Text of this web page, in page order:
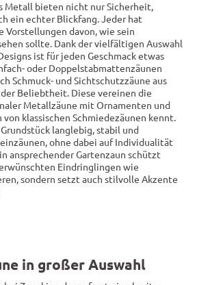
Metall bieten nicht nur Sicherheit,
ein echter Blickfang. Jeder hat
Vorstellungen davon, wie sein
sollte. Dank der vielfältigen Auswahl
ist für jeden Geschmack etwas
oder Doppelstabmattenzäunen
Schmuck- und Sichtschutzzäune aus
Beliebtheit. Diese vereinen die
Metallzäune mit Ornamenten und
von klassischen Schmiedezäunen kennt.
Grundstück langlebig, stabil und
ohne dabei auf Individualität
ansprechender Gartenzaun schützt
Eindringlingen wie
sondern setzt auch stilvolle Akzente
in großer Auswahl